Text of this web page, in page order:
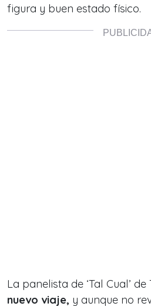
figura y buen estado físico.
La panelista de ‘Tal Cual’ de
nuevo viaje, y aunque no